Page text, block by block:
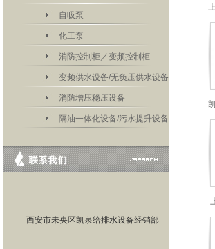
自吸泵
化工泵
消防控制柜／变频控制柜
变频供水设备/无负压供水设备
消防增压稳压设备
隔油一体化设备/污水提升设备
西安市未央区凯泉给排水设备经销部